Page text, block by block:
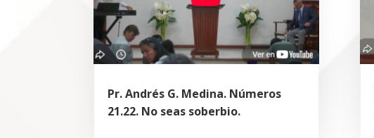
Pr. Andrés G. Medina. Números
21.22. No seas soberbio.